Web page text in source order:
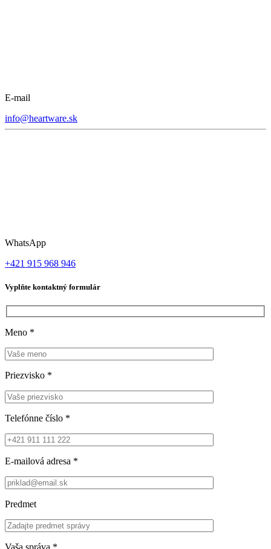
E-mail
info@heartware.sk
WhatsApp
+421 915 968 946
Vyplňte kontaktný formulár
Meno *
Priezvisko *
Telefónne číslo *
E-mailová adresa *
Predmet
Vaša správa *